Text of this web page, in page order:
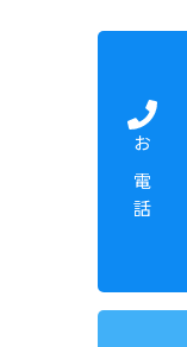
お電話